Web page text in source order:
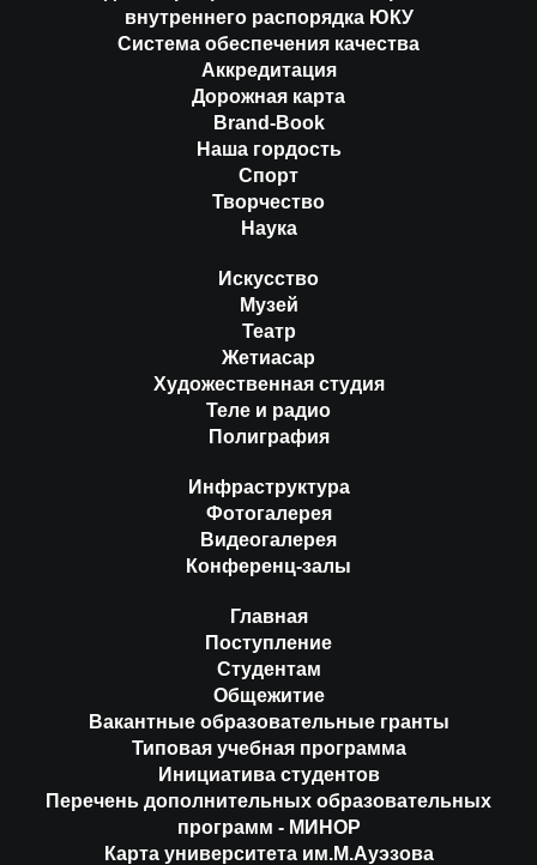
внутреннего распорядка ЮКУ
Система обеспечения качества
Аккредитация
Дорожная карта
Brand-Book
Наша гордость
Спорт
Творчество
Наука
Искусство
Музей
Театр
Жетиасар
Художественная студия
Теле и радио
Полиграфия
Инфраструктура
Фотогалерея
Видеогалерея
Конференц-залы
Главная
Поступление
Студентам
Общежитие
Вакантные образовательные гранты
Типовая учебная программа
Инициатива студентов
Перечень дополнительных образовательных
программ - МИНОР
Карта университета им.М.Ауэзова